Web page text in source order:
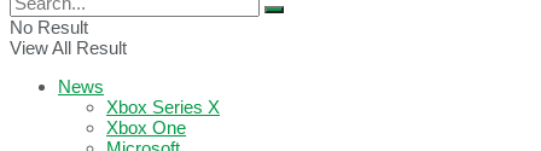
No Result
View All Result
News
Xbox Series X
Xbox One